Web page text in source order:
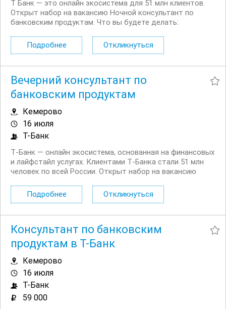
Т Банк — это онлайн экосистема для 51 млн клиентов.
Открыт набор на вакансию Ночной консультант по
банковским продуктам. Что вы будете делать:
на входящих звонках Работать на входящих обращениях
— заниматься поиском клиентов не нужно...
Подробнее Откликнуться
Вечерний консультант по
банковским продуктам
Кемерово
16 июля
Т-Банк
Т‑Банк — онлайн экосистема, основанная на финансовых
и лайфстайл услугах. Клиентами Т‑Банка стали 51 млн
человек по всей России. Открыт набор на вакансию
будете делать: Консультировать клиентов по
депозитным продуктам на входящих звонках...
Подробнее Откликнуться
Консультант по банковским
продуктам в Т-Банк
Кемерово
16 июля
Т-Банк
59 000